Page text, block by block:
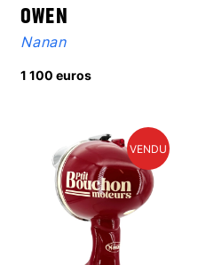
OWEN
Nanan
1 100 euros
VENDU